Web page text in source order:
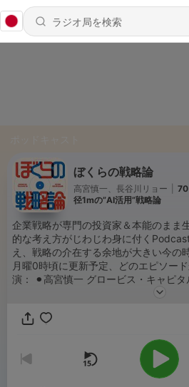
ぼくらの戦略論
高宮慎一、長谷川リョー
70
径1mの”AI活用”戦略論
企業戦略が専門の投資家＆本能のまま
的な考え方がじわじわ身に付く
え、戦略の介在する余地が大きい今の
月曜0時頃に更新予定、どのエピソードか
演： ⚫︎高宮慎一 グロービス・キャピ
代表パートナー。「Forbes日本で最も
経済学部、ハーバード経営大学院
メルカリ、ランサーズ、M&Aはしまう
ピ、クービック等。 https://x.com/s1kun ⚫︎長谷川リョー
者、ライター、ポーカープレイヤー。